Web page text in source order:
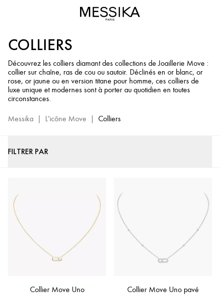
Femme
Collection
Joaillerie
Move
COLLIERS
Découvrez les colliers diamant des collections de Joaillerie Move :
collier sur chaîne, ras de cou ou sautoir. Déclinés en or blanc, or
rose, or jaune ou en version titane pour homme, ces colliers de
luxe unique et modernes sont à porter au quotidien en toutes
circonstances.
Messika | L'icône Move | Colliers
FILTRER PAR
Collier Move Uno Collier Move Uno pavé